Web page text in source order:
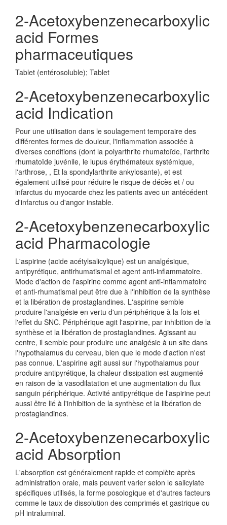
2-Acetoxybenzenecarboxylic
acid Formes
pharmaceutiques
Tablet (entérosoluble); Tablet
2-Acetoxybenzenecarboxylic
acid Indication
Pour une utilisation dans le soulagement temporaire des
différentes formes de douleur, l'inflammation associée à
diverses conditions (dont la polyarthrite rhumatoïde, l'arthrite
rhumatoïde juvénile, le lupus érythémateux systémique,
l'arthrose, , Et la spondylarthrite ankylosante), et est
également utilisé pour réduire le risque de décès et / ou
infarctus du myocarde chez les patients avec un antécédent
d'infarctus ou d'angor instable.
2-Acetoxybenzenecarboxylic
acid Pharmacologie
L'aspirine (acide acétylsalicylique) est un analgésique,
antipyrétique, antirhumatismal et agent anti-inflammatoire.
Mode d'action de l'aspirine comme agent anti-inflammatoire
et anti-rhumatismal peut être due à l'inhibition de la synthèse
et la libération de prostaglandines. L'aspirine semble
produire l'analgésie en vertu d'un périphérique à la fois et
l'effet du SNC. Périphérique agit l'aspirine, par inhibition de la
synthèse et la libération de prostaglandines. Agissant au
centre, il semble pour produire une analgésie à un site dans
l'hypothalamus du cerveau, bien que le mode d'action n'est
pas connue. L'aspirine agit aussi sur l'hypothalamus pour
produire antipyrétique, la chaleur dissipation est augmenté
en raison de la vasodilatation et une augmentation du flux
sanguin périphérique. Activité antipyrétique de l'aspirine peut
aussi être lié à l'inhibition de la synthèse et la libération de
prostaglandines.
2-Acetoxybenzenecarboxylic
acid Absorption
L'absorption est généralement rapide et complète après
administration orale, mais peuvent varier selon le salicylate
spécifiques utilisés, la forme posologique et d'autres facteurs
comme le taux de dissolution des comprimés et gastrique ou
pH intraluminal.